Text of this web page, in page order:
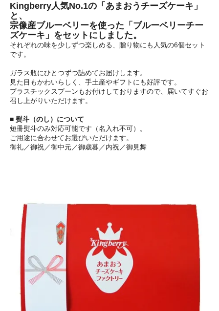
Kingberry人気No.1の「あまおうチーズケーキ」
と、
宗像産ブルーベリーを使った「ブルーベリーチー
ズケーキ」をセットにしました。
それぞれの味を少しずつ楽しめる、贈り物にも人気の6個セット
です。
ガラス瓶にひとつずつ詰めてお届けします。
見た目もかわいらしく、手土産やギフトにも好評です。
プラスチックスプーンもお付けしておりますので、届いてすぐお
召し上がりいただけます。
■ 熨斗（のし）について
短冊熨斗のみ対応可能です（名入れ不可）。
ご用途に合わせてお選びいただけます。
御礼／御祝／御中元／御歳暮／内祝／御見舞